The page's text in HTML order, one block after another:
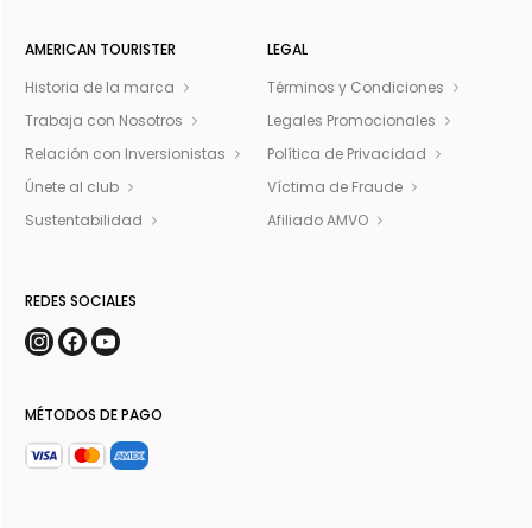
AMERICAN TOURISTER
Historia de la marca
Trabaja con Nosotros
Relación con Inversionistas
Únete al club
Sustentabilidad
LEGAL
Términos y Condiciones
Legales Promocionales
Política de Privacidad
Víctima de Fraude
Afiliado AMVO
REDES SOCIALES
MÉTODOS DE PAGO